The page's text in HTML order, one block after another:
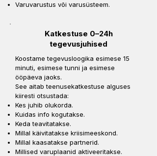
Varuvarustus või varusüsteem.
Katkestuse 0–24h
tegevusjuhised
Koostame tegevusloogika esimese 15
minuti, esimese tunni ja esimese
ööpäeva jaoks.
See aitab teenusekatkestuse alguses
kiiresti otsustada:
Kes juhib olukorda.
Kuidas info kogutakse.
Keda teavitatakse.
Millal käivitatakse kriisimeeskond.
Millal kaasatakse partnerid.
Millised varuplaanid aktiveeritakse.